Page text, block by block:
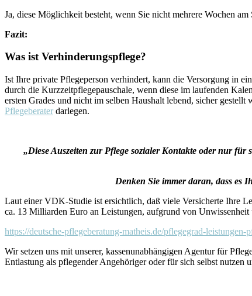
Ja, diese Möglichkeit besteht, wenn Sie nicht mehrere Wochen
Fazit:
Was ist Verhinderungspflege?
Ist Ihre private Pflegeperson verhindert, kann die Versorgung in
durch die Kurzzeitpflegepauschale, wenn diese im laufenden
ersten Grades und nicht im selben Haushalt lebend, sicher
Pflegeberater darlegen.
„Diese Auszeiten zur Pflege sozialer Kontakte oder nur
Denken Sie immer daran, dass es
Laut einer VDK-Studie ist ersichtlich, daß viele Versicherte Ihre
ca. 13 Milliarden Euro an Leistungen, aufgrund von
https://deutsche-pflegeberatung-matheis.de/pflegegrad-leistungen-
Wir setzen uns mit unserer, kassenunabhängigen Agentur für
Entlastung als pflegender Angehöriger oder für sich selbst nutzen